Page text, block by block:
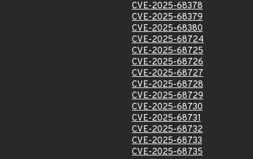
CVE-2025-68378
CVE-2025-68379
CVE-2025-68380
CVE-2025-68724
CVE-2025-68725
CVE-2025-68726
CVE-2025-68727
CVE-2025-68728
CVE-2025-68729
CVE-2025-68730
CVE-2025-68731
CVE-2025-68732
CVE-2025-68733
CVE-2025-68735